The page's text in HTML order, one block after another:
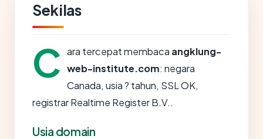
Sekilas
C ara tercepat membaca angklung-
web-institute.com: negara
Canada, usia ? tahun, SSL OK,
registrar Realtime Register B.V..
Usia domain